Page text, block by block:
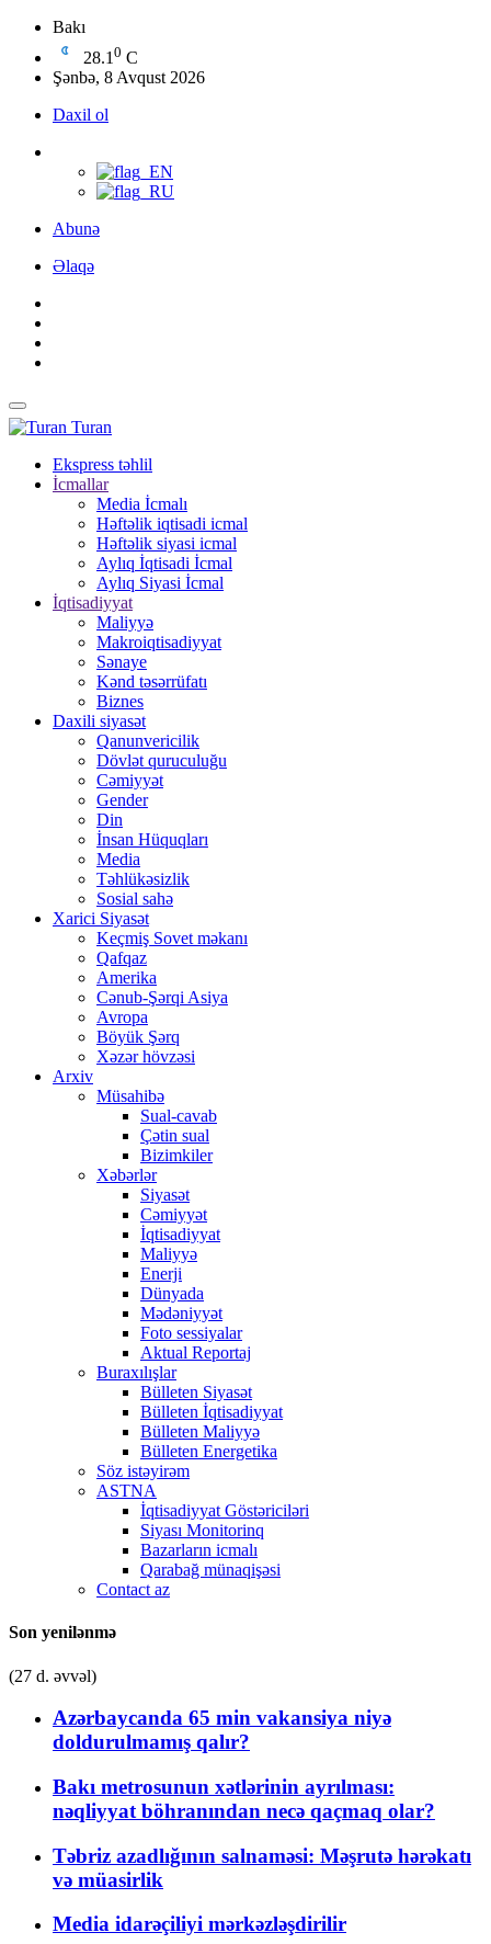
Bakı
28.1 0 C
Şənbə, 8 Avqust 2026
Daxil ol
Abunə
Əlaqə
Turan
Ekspress təhlil
İcmallar
Media İcmalı
Həftəlik iqtisadi icmal
Həftəlik siyasi icmal
Aylıq İqtisadi İcmal
Aylıq Siyasi İcmal
İqtisadiyyat
Maliyyə
Makroiqtisadiyyat
Sənaye
Kənd təsərrüfatı
Biznes
Daxili siyasət
Qanunvericilik
Dövlət quruculuğu
Cəmiyyət
Gender
Din
İnsan Hüquqları
Media
Təhlükəsizlik
Sosial sahə
Xarici Siyasət
Keçmiş Sovet məkanı
Qafqaz
Amerika
Cənub-Şərqi Asiya
Avropa
Böyük Şərq
Xəzər hövzəsi
Arxiv
Müsahibə
Sual-cavab
Çətin sual
Bizimkiler
Xəbərlər
Siyasət
Cəmiyyət
İqtisadiyyat
Maliyyə
Enerji
Dünyada
Mədəniyyət
Foto sessiyalar
Aktual Reportaj
Buraxılışlar
Bülleten Siyasət
Bülleten İqtisadiyyat
Bülleten Maliyyə
Bülleten Energetika
Söz istəyirəm
ASTNA
İqtisadiyyat Göstəriciləri
Siyası Monitorinq
Bazarların icmalı
Qarabağ münaqişəsi
Contact az
Son yenilənmə
(27 d. əvvəl)
Azərbaycanda 65 min vakansiya niyə
doldurulmamış qalır?
Bakı metrosunun xətlərinin ayrılması:
nəqliyyat böhranından necə qaçmaq olar?
Təbriz azadlığının salnaməsi: Məşrutə hərəkatı
və müasirlik
Media idarəçiliyi mərkəzləşdirilir